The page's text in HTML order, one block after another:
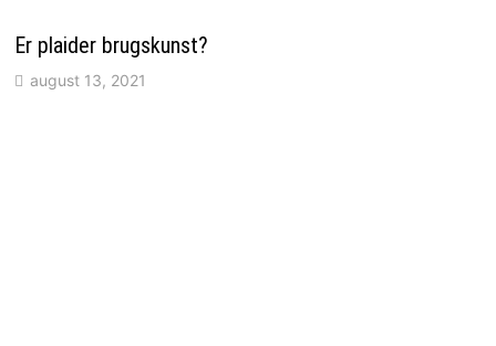
Er plaider brugskunst?
august 13, 2021